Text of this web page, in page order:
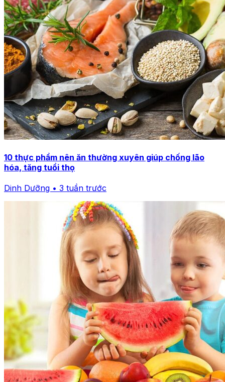
10 thực phẩm nên ăn thường xuyên giúp chống lão
hóa, tăng tuổi thọ
Dinh Dưỡng • 3 tuần trước